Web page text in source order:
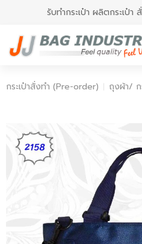
รับทำกระเป๋า ผลิตกระเป๋า
กระเป๋าสั่งทำ (Pre-order) ถุงผ้า/ ก